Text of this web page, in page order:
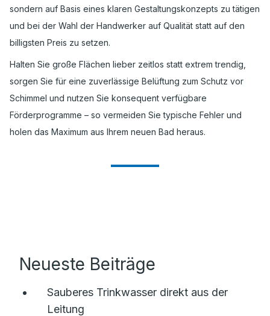
sondern auf Basis eines klaren Gestaltungskonzepts zu tätigen
und bei der Wahl der Handwerker auf Qualität statt auf den
billigsten Preis zu setzen.
Halten Sie große Flächen lieber zeitlos statt extrem trendig,
sorgen Sie für eine zuverlässige Belüftung zum Schutz vor
Schimmel und nutzen Sie konsequent verfügbare
Förderprogramme – so vermeiden Sie typische Fehler und
holen das Maximum aus Ihrem neuen Bad heraus.
Neueste Beiträge
Sauberes Trinkwasser direkt aus der
Leitung